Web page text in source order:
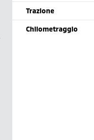
Trazione
Chilometraggio